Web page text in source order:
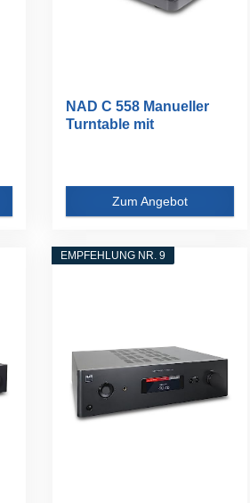
NAD C 558 Manueller
Turntable mit
Zum Angebot
EMPFEHLUNG NR. 9